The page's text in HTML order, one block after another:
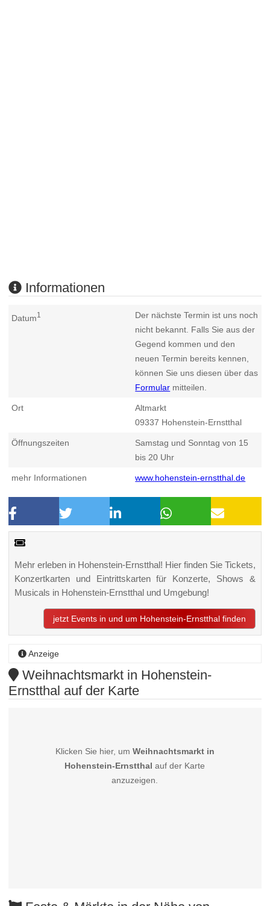
Informationen
Datum1
Der nächste Termin ist uns noch
nicht bekannt. Falls Sie aus der
Gegend kommen und den
neuen Termin bereits kennen,
können Sie uns diesen über das
Formular mitteilen.
Ort
Altmarkt
09337 Hohenstein-Ernstthal
Öffnungszeiten
Samstag und Sonntag von 15
bis 20 Uhr
mehr Informationen www.hohenstein-ernstthal.de
Mehr erleben in Hohenstein-Ernstthal! Hier finden Sie Tickets,
Konzertkarten und Eintrittskarten für Konzerte, Shows &
Musicals in Hohenstein-Ernstthal und Umgebung!
jetzt Events in und um Hohenstein-Ernstthal finden
Anzeige
Weihnachtsmarkt in Hohenstein-
Ernstthal auf der Karte
Klicken Sie hier, um Weihnachtsmarkt in
Hohenstein-Ernstthal auf der Karte
anzuzeigen.